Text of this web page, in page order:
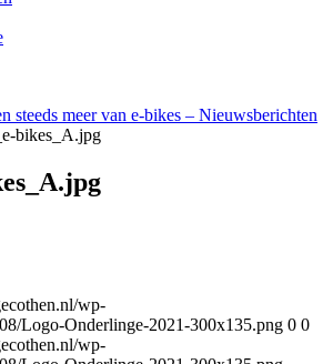
steeds meer van e-bikes – Nieuwsberichten
bikes_A.jpg
wp-
Logo-Onderlinge-2021-300x135.png 0 0
wp-